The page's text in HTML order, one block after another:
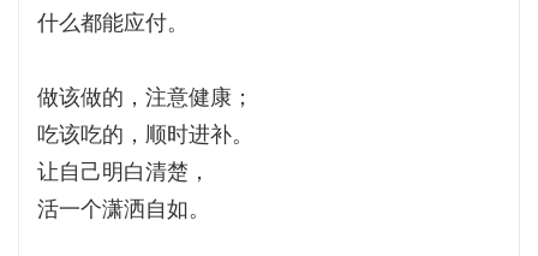
什么都能应付。
做该做的，注意健康；
吃该吃的，顺时进补。
让自己明白清楚，
活一个潇洒自如。